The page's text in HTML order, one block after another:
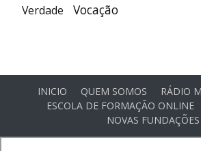
Verdade Vocação
INICIO QUEM SOMOS
RÁDIO
ESCOLA DE FORMAÇÃO ONLINE
NOVAS FUNDAÇÕES